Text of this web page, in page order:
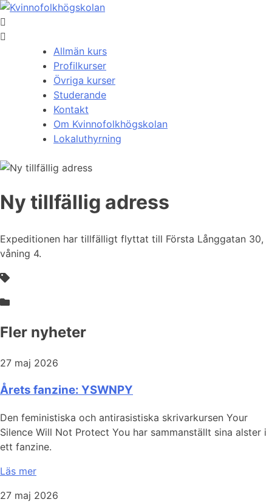
Allmän kurs
Profilkurser
Övriga kurser
Studerande
Kontakt
Om Kvinnofolkhögskolan
Lokaluthyrning
Ny tillfällig adress
Expeditionen har tillfälligt flyttat till Första Långgatan 30,
våning 4.
Fler nyheter
27 maj 2026
Årets fanzine: YSWNPY
Den feministiska och antirasistiska skrivarkursen Your
Silence Will Not Protect You har sammanställt sina alster i
ett fanzine.
Läs mer
27 maj 2026